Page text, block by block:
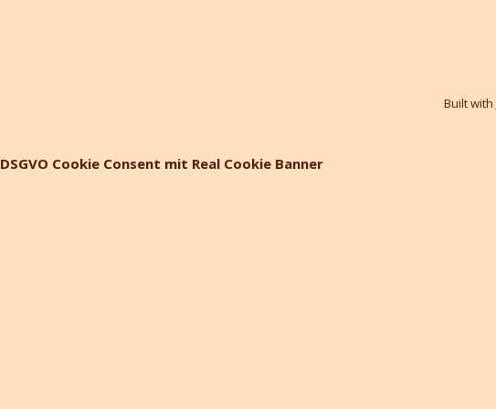
Built with
DSGVO Cookie Consent mit Real Cookie Banner